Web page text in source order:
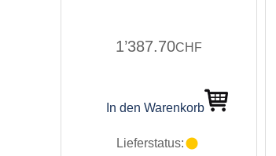
1’387.70CHF
In den Warenkorb
Lieferstatus: